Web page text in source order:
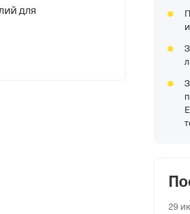
гор.,
для
29